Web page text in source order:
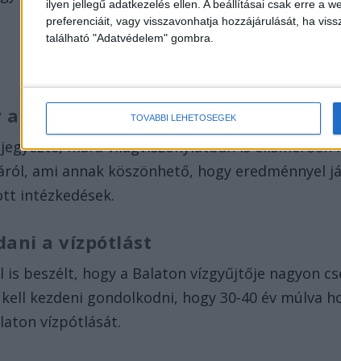
ilyen jellegű adatkezelés ellen. A beállításai csak erre a
preferenciáit, vagy visszavonhatja hozzájárulását, ha
található "Adatvédelem" gombra.
TOVÁBBI LEHETŐSÉGEK
a Balatonban
mára világviszonylatban is elismerően
ami annak köszönhető, hogy eredménnyel
intézkedések.
a vízpótlást
is beszélt, hogy a Balaton vízgyűjtője nagyon
kezdeni gondolkodni, hogy 30-40 év múlva
vízpótlását.